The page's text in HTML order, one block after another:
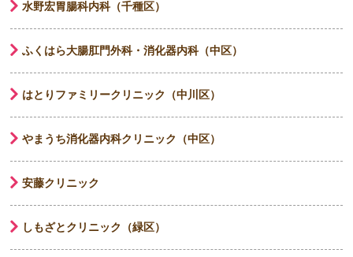
水野宏胃腸科内科（千種区）
ふくはら大腸肛門外科・消化器内科（中区）
はとりファミリークリニック（中川区）
やまうち消化器内科クリニック（中区）
安藤クリニック
しもざとクリニック（緑区）